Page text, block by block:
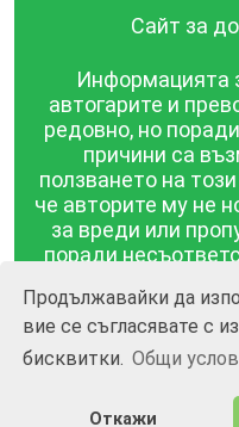
Продължавайки да
вие се съгласявате с
бисквитки. Общи
Откажи
Сайт за
Информацията
автогарите и
редовно, но
причини са
ползването на
че авторите му не
за вреди или
поради
публикувана в
такава
BGrazpisanie.com